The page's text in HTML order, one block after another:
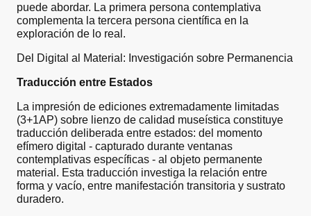
puede abordar. La primera persona contemplativa
complementa la tercera persona científica en la
exploración de lo real.
Del Digital al Material: Investigación sobre Permanencia
Traducción entre Estados
La impresión de ediciones extremadamente limitadas
(3+1AP) sobre lienzo de calidad museística constituye
traducción deliberada entre estados: del momento
efímero digital - capturado durante ventanas
contemplativas específicas - al objeto permanente
material. Esta traducción investiga la relación entre
forma y vacío, entre manifestación transitoria y sustrato
duradero.